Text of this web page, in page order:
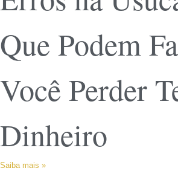
Que Podem
Você Perder
Dinheiro
Saiba mais »